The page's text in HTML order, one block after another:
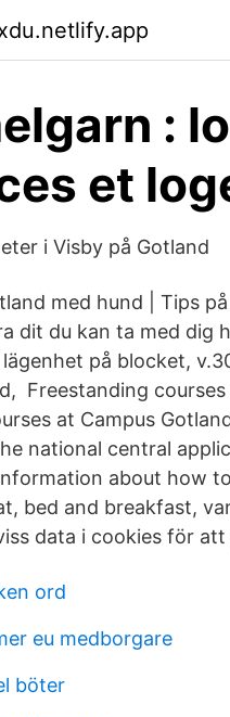
:
et
i Visby på Gotland
med hund | Tips
dit du kan ta med dig
på blocket,
Freestanding
at Campus
national central
about how
bed and breakfast,
data i cookies för
ord
eu medborgare
böter